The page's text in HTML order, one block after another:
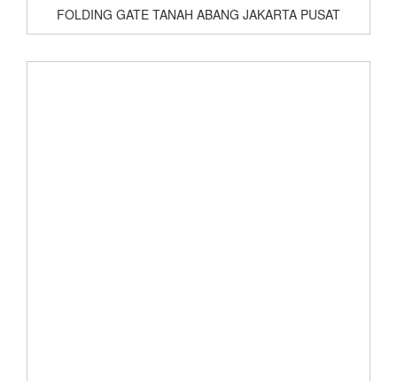
FOLDING GATE TANAH ABANG JAKARTA PUSAT